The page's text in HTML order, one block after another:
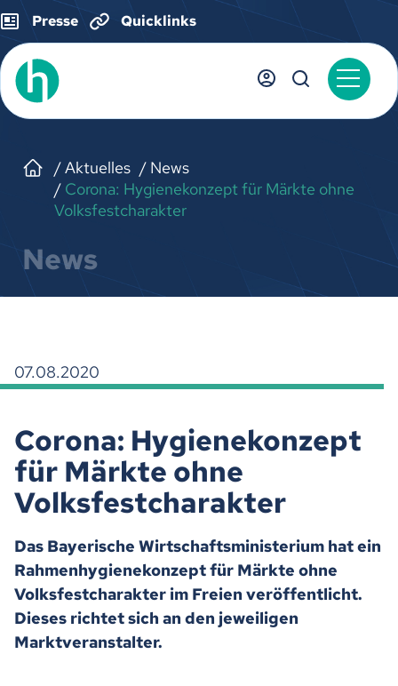
Presse Quicklinks
Aktuelles
News
Corona: Hygienekonzept für Märkte ohne
Volksfestcharakter
News
07.08.2020
Corona: Hygienekonzept
für Märkte ohne
Volksfestcharakter
Das Bayerische Wirtschaftsministerium hat ein
Rahmenhygienekonzept für Märkte ohne
Volksfestcharakter im Freien veröffentlicht.
Dieses richtet sich an den jeweiligen
Marktveranstalter.